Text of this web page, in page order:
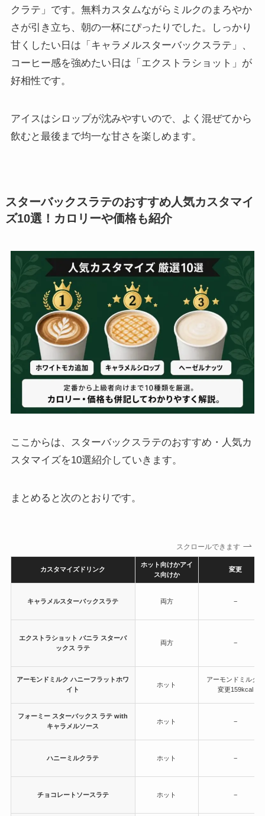
クラテ」です。無料カスタムながらミルクのまろやか
さが引き立ち、朝の一杯にぴったりでした。しっかり
甘くしたい日は「キャラメルスターバックスラテ」、
コーヒー感を強めたい日は「エクストラショット」が
好相性です。
アイスはシロップが沈みやすいので、よく混ぜてから
飲むと最後まで均一な甘さを楽しめます。
スターバックスラテのおすすめ人気カスタマイ
ズ10選！カロリーや価格も紹介
ここからは、スターバックスラテのおすすめ・人気カ
スタマイズを10選紹介していきます。
まとめると次のとおりです。
スクロールできます
カスタマイズドリンク
ホット向けかアイ
ス向けか
変更
キャラメルスターバックスラテ 両方 −
エクストラショット バニラ スターバ
ックス ラテ
両方 −
アーモンドミルク ハニーフラットホワ
イト
ホット
アーモンドミルクに
変更159kcal
フォーミー スターバックス ラテ with
キャラメルソース
ホット −
ハニーミルクラテ ホット −
チョコレートソースラテ ホット −